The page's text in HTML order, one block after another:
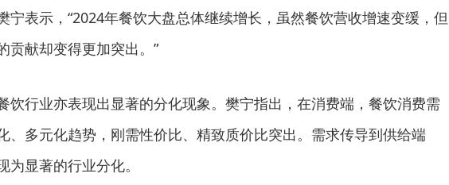
宁表示，“2024年餐饮大盘总体继续增长，虽然餐饮营收增速变缓，但
贡献却变得更加突出。”
饮行业亦表现出显著的分化现象。樊宁指出，在消费端，餐饮消费需
、多元化趋势，刚需性价比、精致质价比突出。需求传导到供给端
为显著的行业分化。